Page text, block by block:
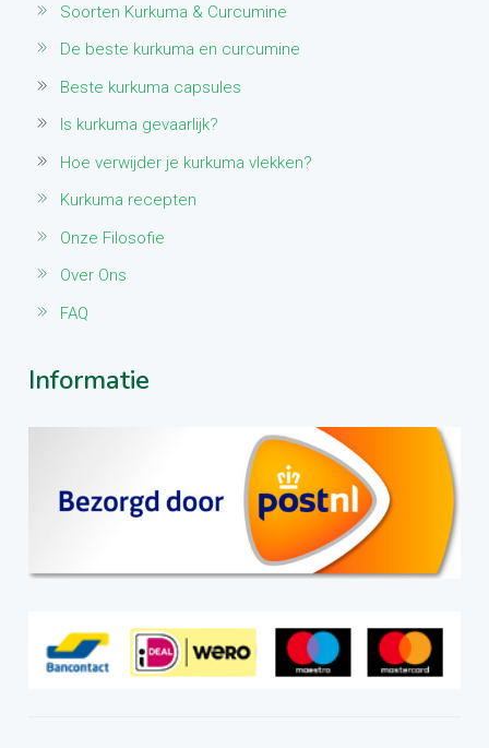
Soorten Kurkuma & Curcumine
De beste kurkuma en curcumine
Beste kurkuma capsules
Is kurkuma gevaarlijk?
Hoe verwijder je kurkuma vlekken?
Kurkuma recepten
Onze Filosofie
Over Ons
FAQ
Informatie